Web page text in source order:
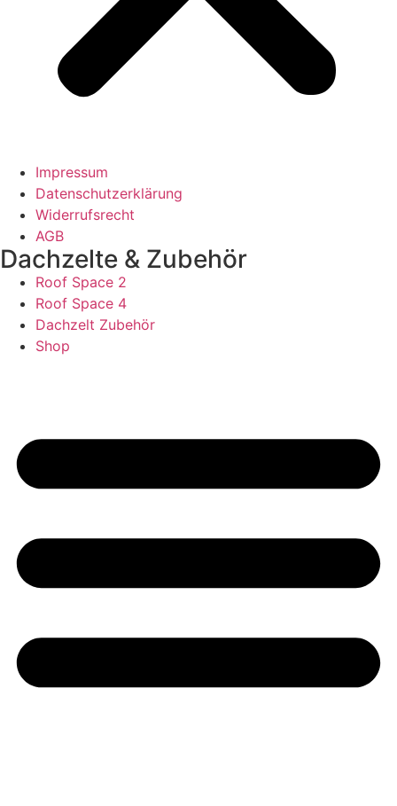
Impressum
Datenschutzerklärung
Widerrufsrecht
AGB
Dachzelte & Zubehör
Roof Space 2
Roof Space 4
Dachzelt Zubehör
Shop